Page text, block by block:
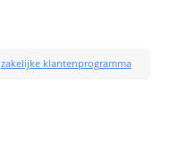
zakelijke klantenprogramma